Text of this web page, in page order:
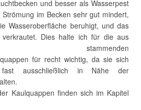
und besser als Wasserpest
im Becken sehr gut mindert,
Wasseroberfläche beruhigt, und das
Dies halte ich für die aus
stammenden
für recht wichtig, da sie sich
fast ausschließlich in Nähe der
Kaulquappen finden sich im Kapitel